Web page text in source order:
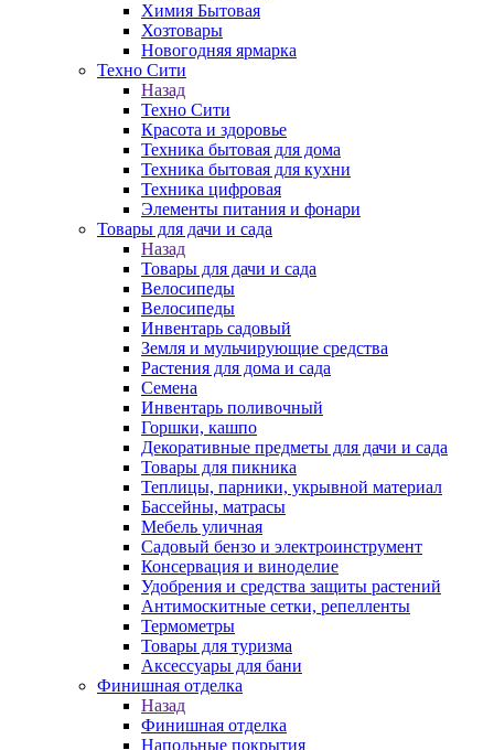
Химия Бытовая
Хозтовары
Новогодняя ярмарка
Техно Сити
Назад
Техно Сити
Красота и здоровье
Техника бытовая для дома
Техника бытовая для кухни
Техника цифровая
Элементы питания и фонари
Товары для дачи и сада
Назад
Товары для дачи и сада
Велосипеды
Велосипеды
Инвентарь садовый
Земля и мульчирующие средства
Растения для дома и сада
Семена
Инвентарь поливочный
Горшки, кашпо
Декоративные предметы для дачи и сада
Товары для пикника
Теплицы, парники, укрывной материал
Бассейны, матрасы
Мебель уличная
Садовый бензо и электроинструмент
Консервация и виноделие
Удобрения и средства защиты растений
Антимоскитные сетки, репелленты
Термометры
Товары для туризма
Аксессуары для бани
Финишная отделка
Назад
Финишная отделка
Напольные покрытия